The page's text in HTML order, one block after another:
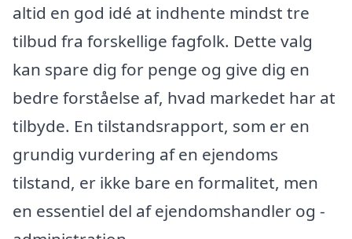
altid en god idé at indhente mindst tre
tilbud fra forskellige fagfolk. Dette valg
kan spare dig for penge og give dig en
bedre forståelse af, hvad markedet har at
tilbyde. En tilstandsrapport, som er en
grundig vurdering af en ejendoms
tilstand, er ikke bare en formalitet, men
en essentiel del af ejendomshandler og -